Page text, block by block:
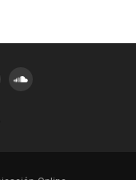
La
de